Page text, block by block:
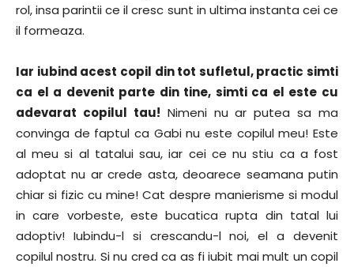
rol, insa parintii ce il cresc sunt in ultima instanta cei ce
il formeaza.
Iar iubind acest copil din tot sufletul, practic simti
ca el a devenit parte din tine, simti ca el este cu
adevarat copilul tau! Nimeni nu ar putea sa ma
convinga de faptul ca Gabi nu este copilul meu! Este
al meu si al tatalui sau, iar cei ce nu stiu ca a fost
adoptat nu ar crede asta, deoarece seamana putin
chiar si fizic cu mine! Cat despre manierisme si modul
in care vorbeste, este bucatica rupta din tatal lui
adoptiv! Iubindu-l si crescandu-l noi, el a devenit
copilul nostru. Si nu cred ca as fi iubit mai mult un copil